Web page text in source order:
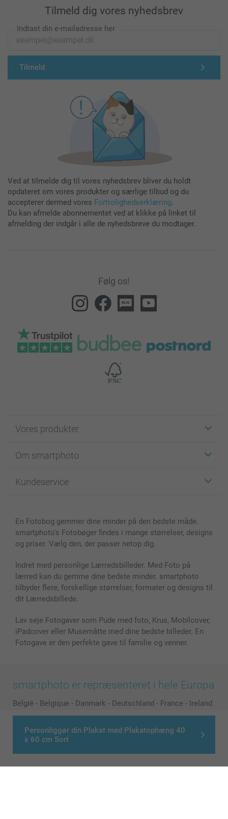
Personliggør din Plakat med Plakatophæng 40
x 60 cm Sort
Tilmeld dig vores nyhedsbrev
Indtast din e-mailadresse her
Tilmeld
Ved at tilmelde dig til vores nyhedsbrev bliver du holdt
opdateret om vores produkter og særlige tilbud og du
accepterer dermed vores Fortrolighedserklæring.
Du kan afmelde abonnementet ved at klikke på linket til
afmelding der indgår i alle de nyhedsbreve du modtager.
Følg os!
Vores produkter
Fotokort
Fotobøger
Cover til mobil & tablet
MyNameBook
Fotorammer & Tilbehør
Alle fotoprodukter
Om smartphoto
For affiliate
Sitemap
Betingelser og garantier
Kundeservice
smartbonus
Priser & betaling
En Fotobog gemmer dine minder på den bedste måde.
smartphoto's Fotobøger findes i mange størrelser, designs
og priser. Vælg den, der passer netop dig.
Indret med personlige Lærredsbilleder. Med Foto på
lærred kan du gemme dine bedste minder. smartphoto
tilbyder flere, forskellige størrelser, formater og designs til
dit Lærredsbillede.
Lav seje Fotogaver som Pude med foto, Krus, Mobilcover,
iPadcover eller Musemåtte med dine bedste billeder. En
Fotogave er den perfekte gave til familie og venner.
smartphoto er repræsenteret i hele Europa
België - Belgique - Danmark - Deutschland - France - Ireland
- Nederland - Norge - Österreich - Schweiz - Suisse -
Switzerland - Suomi Sverige - United Kingdom -
Other Countries